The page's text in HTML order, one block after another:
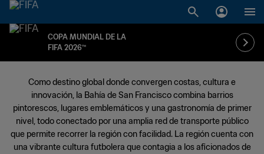
COPA MUNDIAL DE LA
FIFA 2026™
Como destino global donde convergen costas, cultura e
innovación, la Bahía de San Francisco combina barrios
pintorescos, lugares emblemáticos y una gastronomía de primer
nivel, todo conectado por una amplia red de transporte público
que permite recorrer la región con facilidad. La región cuenta con
una vibrante cultura futbolera que contagia a los aficionados de